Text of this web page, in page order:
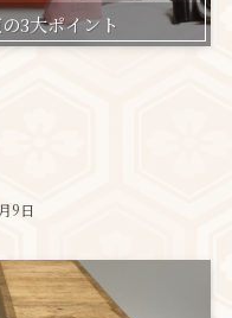
3大ポイント
9日